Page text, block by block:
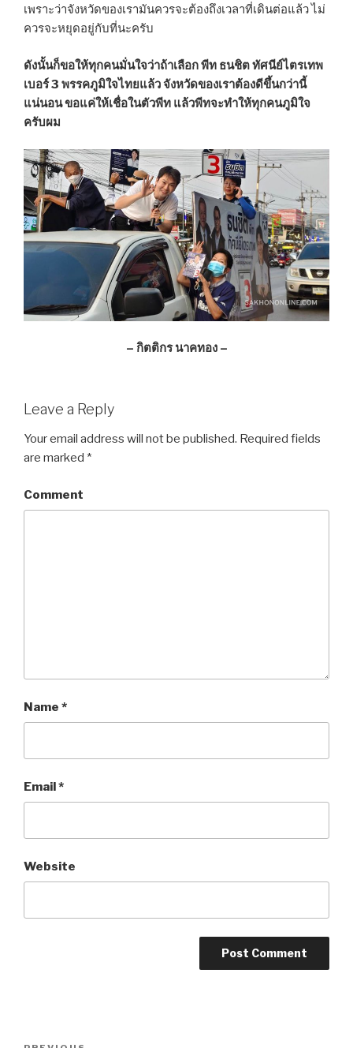
เพราะว่าจังหวัดของเรามันควรจะต้องถึงเวลาที่เดินต่อแล้ว ไม่
ควรจะหยุดอยู่กับที่นะครับ
ดังนั้นก็ขอให้ทุกคนมั่นใจว่าถ้าเลือก พีท ธนชิต ทัศนีย์ไตรเทพ
เบอร์ 3 พรรคภูมิใจไทยแล้ว จังหวัดของเราต้องดีขึ้นกว่านี้
แน่นอน ขอแค่ให้เชื่อในตัวพีท แล้วพีทจะทำให้ทุกคนภูมิใจ
ครับผม
– กิตติกร นาคทอง –
Leave a Reply
Your email address will not be published. Required fields
are marked *
Comment
Name *
Email*
Website
Post